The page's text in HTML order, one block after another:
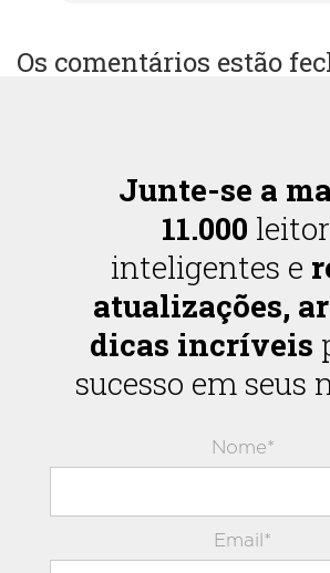
Os comentários estão
Junte-se a
11.000
inteligentes e
atualizações,
dicas incríveis
sucesso em seus
Nome*
Email*